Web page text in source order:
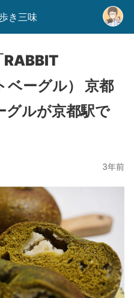
き三味
RABBIT
ベーグル） 京都
グルが京都駅で
3年前